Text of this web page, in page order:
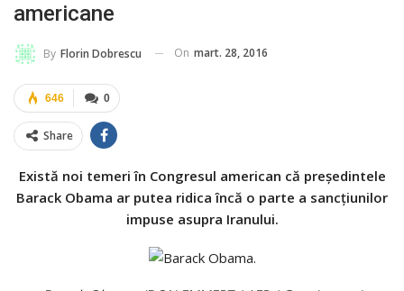
americane
By Florin Dobrescu On mart. 28, 2016
0
646
Share
Există noi temeri în Congresul american că preşedintele
Barack Obama ar putea ridica încă o parte a sancţiunilor
impuse asupra Iranului.